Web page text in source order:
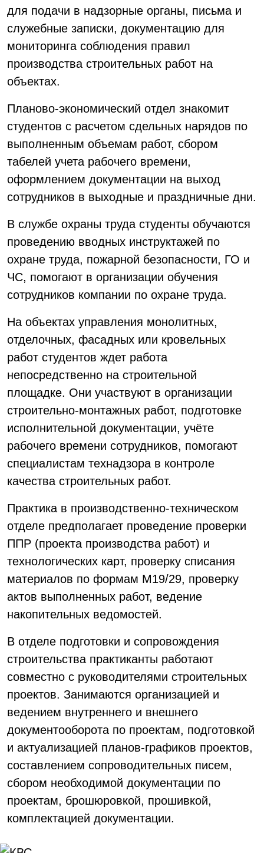
для подачи в надзорные органы, письма и
служебные записки, документацию для
мониторинга соблюдения правил
производства строительных работ на
объектах.
Планово-экономический отдел знакомит
студентов с расчетом сдельных нарядов по
выполненным объемам работ, сбором
табелей учета рабочего времени,
оформлением документации на выход
сотрудников в выходные и праздничные дни.
В службе охраны труда студенты обучаются
проведению вводных инструктажей по
охране труда, пожарной безопасности, ГО и
ЧС, помогают в организации обучения
сотрудников компании по охране труда.
На объектах управления монолитных,
отделочных, фасадных или кровельных
работ студентов ждет работа
непосредственно на строительной
площадке. Они участвуют в организации
строительно-монтажных работ, подготовке
исполнительной документации, учёте
рабочего времени сотрудников, помогают
специалистам технадзора в контроле
качества строительных работ.
Практика в производственно-техническом
отделе предполагает проведение проверки
ППР (проекта производства работ) и
технологических карт, проверку списания
материалов по формам М19/29, проверку
актов выполненных работ, ведение
накопительных ведомостей.
В отделе подготовки и сопровождения
строительства практиканты работают
совместно с руководителями строительных
проектов. Занимаются организацией и
ведением внутреннего и внешнего
документооборота по проектам, подготовкой
и актуализацией планов-графиков проектов,
составлением сопроводительных писем,
сбором необходимой документации по
проектам, брошюровкой, прошивкой,
комплектацией документации.